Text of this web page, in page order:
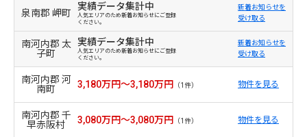
泉南郡 岬町
実績データ集計中
人気エリアのため新着お知らせにご登録
ください。
新着お知らせを
受け取る
南河内郡 太
子町
実績データ集計中
人気エリアのため新着お知らせにご登録
ください。
新着お知らせを
受け取る
南河内郡 河
南町
3,180万円～3,180万円 （1件） 物件を見る
南河内郡 千
早赤阪村
3,080万円～3,080万円 （1件） 物件を見る